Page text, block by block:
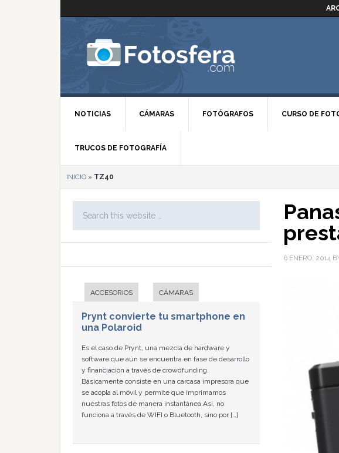
NOTICIAS CÁMARAS FOTÓGRAFOS CURSO DE
TRUCOS DE FOTOGRAFÍA
INICIO » TZ40
6 ENERO, 2014
ACCESORIOS CÁMARAS
Prynt convierte tu smartphone en
una Polaroid
Es el caso de Prynt, una mezcla de hardware y
software que aún se encuentra en fase de desarrollo
y financiación a través de crowdfunding.
Básicamente consiste en una carcasa impresora que
se acopla al móvil y permite que imprimamos
nuestras fotos de manera instantánea.Así, no
funciona a través de WIFI o Bluetooth, sino por […]